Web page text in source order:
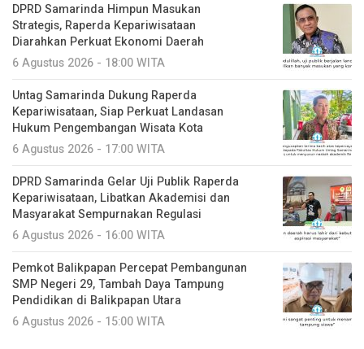
DPRD Samarinda Himpun Masukan
Strategis, Raperda Kepariwisataan
Diarahkan Perkuat Ekonomi Daerah
6 Agustus 2026 - 18:00 WITA
Untag Samarinda Dukung Raperda
Kepariwisataan, Siap Perkuat Landasan
Hukum Pengembangan Wisata Kota
6 Agustus 2026 - 17:00 WITA
DPRD Samarinda Gelar Uji Publik Raperda
Kepariwisataan, Libatkan Akademisi dan
Masyarakat Sempurnakan Regulasi
6 Agustus 2026 - 16:00 WITA
Pemkot Balikpapan Percepat Pembangunan
SMP Negeri 29, Tambah Daya Tampung
Pendidikan di Balikpapan Utara
6 Agustus 2026 - 15:00 WITA